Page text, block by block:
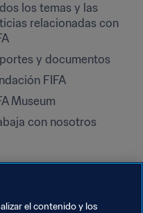
los temas y las
relacionadas con
y documentos
FIFA
Museum
con nosotros
el contenido y los